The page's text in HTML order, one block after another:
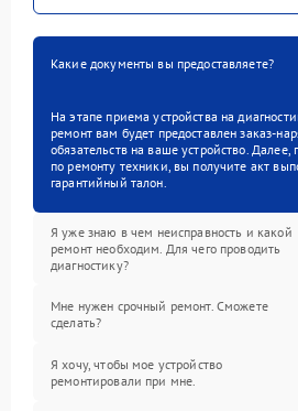
Какие документы вы предоставляете?
На этапе приема устройства на
ремонт вам будет предоставлен заказ-
обязательств на ваше устройство.
по ремонту техники, вы получите акт
гарантийный талон.
Я уже знаю в чем неисправность и какой
ремонт необходим. Для чего проводить
диагностику?
Мне нужен срочный ремонт. Сможете
сделать?
Я хочу, чтобы мое устройство
ремонтировали при мне.